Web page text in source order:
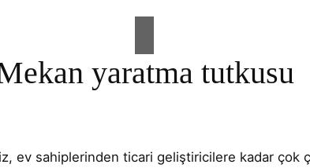
yaratma tutkusu
ev sahiplerinden ticari geliştiricilere kadar